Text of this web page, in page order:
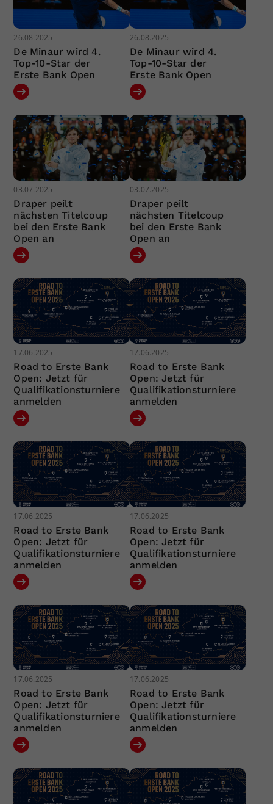
26.08.2025
De Minaur wird 4.
Top-10-Star der
Erste Bank Open
26.08.2025
De Minaur wird 4.
Top-10-Star der
Erste Bank Open
03.07.2025
Draper peilt
nächsten Titelcoup
bei den Erste Bank
Open an
03.07.2025
Draper peilt
nächsten Titelcoup
bei den Erste Bank
Open an
17.06.2025
Road to Erste Bank
Open: Jetzt für
Qualifikationsturniere
anmelden
17.06.2025
Road to Erste Bank
Open: Jetzt für
Qualifikationsturniere
anmelden
17.06.2025
Road to Erste Bank
Open: Jetzt für
Qualifikationsturniere
anmelden
17.06.2025
Road to Erste Bank
Open: Jetzt für
Qualifikationsturniere
anmelden
17.06.2025
Road to Erste Bank
Open: Jetzt für
Qualifikationsturniere
anmelden
17.06.2025
Road to Erste Bank
Open: Jetzt für
Qualifikationsturniere
anmelden